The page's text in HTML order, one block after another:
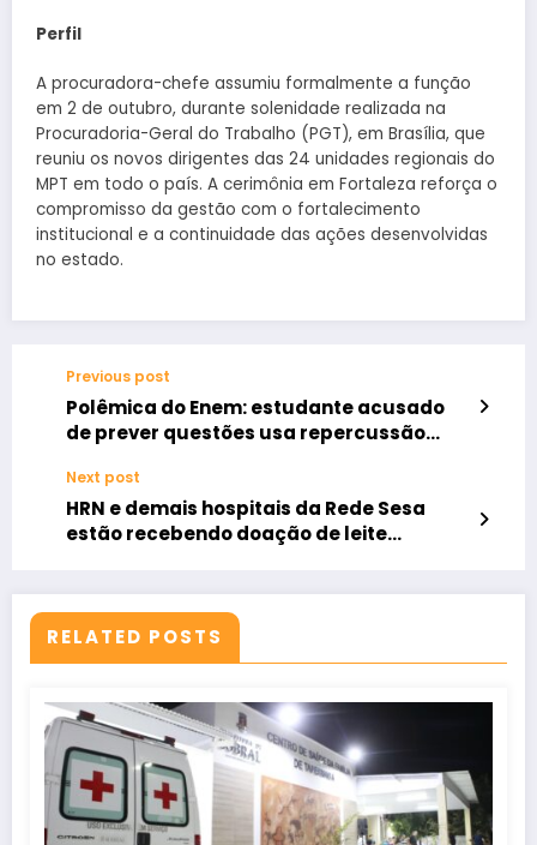
Perfil
A procuradora-chefe assumiu formalmente a função
em 2 de outubro, durante solenidade realizada na
Procuradoria-Geral do Trabalho (PGT), em Brasília, que
reuniu os novos dirigentes das 24 unidades regionais do
MPT em todo o país. A cerimônia em Fortaleza reforça o
compromisso da gestão com o fortalecimento
institucional e a continuidade das ações desenvolvidas
no estado.
Previous post
Polêmica do Enem: estudante acusado
de prever questões usa repercussão
Next post
HRN e demais hospitais da Rede Sesa
estão recebendo doação de leite
RELATED POSTS